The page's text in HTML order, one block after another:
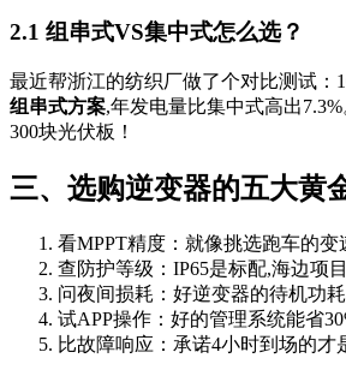
2.1 组串式VS集中式怎么选？
最近帮浙江的纺织厂做了个对比测试：
组串式方案,年发电量比集中式高出
300块光伏板！
三、选购逆变器的五大黄
看MPPT精度：就像挑选跑车的
查防护等级：IP65是标配,海边项
问夜间损耗：好逆变器的待机功
试APP操作：好的管理系统能省
比故障响应：承诺4小时到场的才